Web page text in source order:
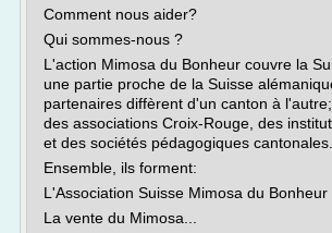
Comment nous aider?
Qui sommes-nous ?
L'action Mimosa du Bonheur couvre la
une partie proche de la Suisse
partenaires diffèrent d'un canton à
des associations Croix-Rouge, des
et des sociétés pédagogiques cantonales.
Ensemble, ils forment:
L'Association Suisse Mimosa du Bonheur
La vente du Mimosa...